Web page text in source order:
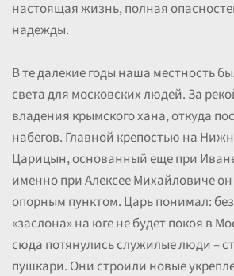
настоящая жизнь, полная
надежды.
В те далекие годы наша местность
света для московских людей. За
владения крымского хана, откуда
набегов. Главной крепостью на
Царицын, основанный еще при
именно при Алексее Михайловиче
опорным пунктом. Царь понимал: без
«заслона» на юге не будет покоя в
сюда потянулись служилые люди –
пушкари. Они строили новые